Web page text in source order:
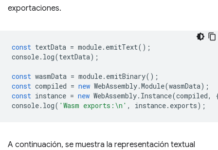
exportaciones.
const textData = module. emitText();
console. log(textData);
const wasmData = module. emitBinary();
const compiled = new WebAssembly.Module(wasmData);
const instance = new WebAssembly. Instance(compiled,
console. log( 'Wasm exports:\n' , instance. exports);
A continuación, se muestra la representación textual